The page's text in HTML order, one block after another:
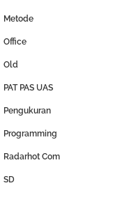
Metode
Office
Old
PAT PAS UAS
Pengukuran
Programming
Radarhot Com
SD